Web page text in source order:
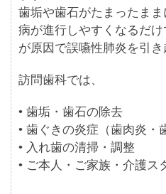
歯垢や歯石がたまったま
病が進行しやすくなるだ
が原因で誤嚥性肺炎を引き
訪問歯科では、
• 歯垢・歯石の除去
• 歯ぐきの炎症（歯肉炎・
• 入れ歯の清掃・調整
• ご本人・ご家族・介護ス